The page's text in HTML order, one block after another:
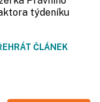
týdeníku
ČLÁNEK